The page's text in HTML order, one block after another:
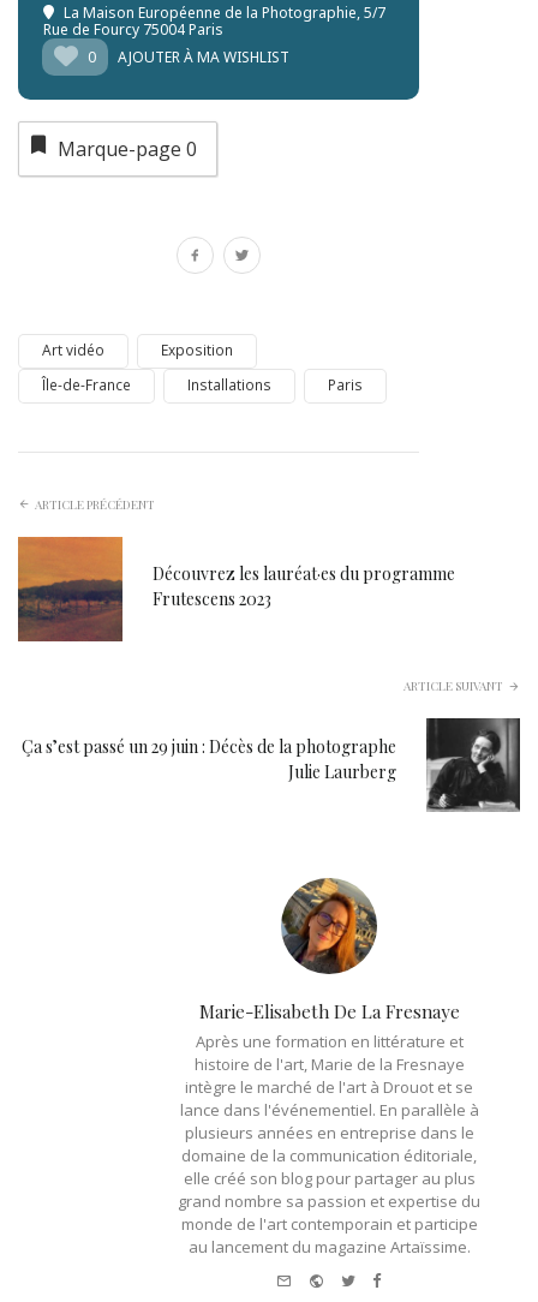
La Maison Européenne de la Photographie, 5/7
Rue de Fourcy 75004 Paris
0
AJOUTER À MA WISHLIST
Marque-page 0
Art vidéo
Exposition
Île-de-France
Installations Paris
ARTICLE PRÉCÉDENT
Découvrez les lauréat·es du programme
Frutescens 2023
ARTICLE SUIVANT
Ça s’est passé un 29 juin : Décès de la photographe
Julie Laurberg
Marie-Elisabeth De La Fresnaye
Après une formation en littérature et
histoire de l'art, Marie de la Fresnaye
intègre le marché de l'art à Drouot et se
lance dans l'événementiel. En parallèle à
plusieurs années en entreprise dans le
domaine de la communication éditoriale,
elle créé son blog pour partager au plus
grand nombre sa passion et expertise du
monde de l'art contemporain et participe
au lancement du magazine Artaïssime.
e-mail Website
TwitterFacebook